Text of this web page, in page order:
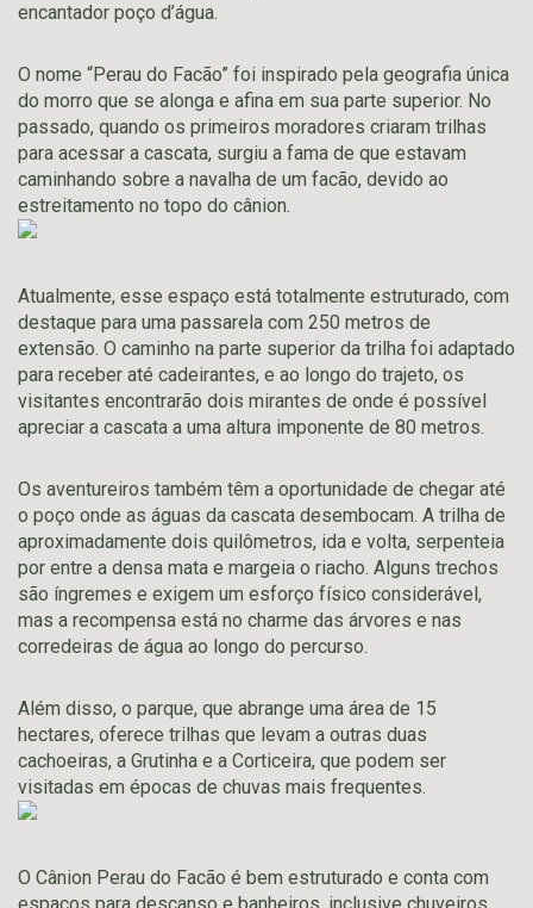
encantador poço d’água.
O nome “Perau do Facão” foi inspirado pela geografia única
do morro que se alonga e afina em sua parte superior. No
passado, quando os primeiros moradores criaram trilhas
para acessar a cascata, surgiu a fama de que estavam
caminhando sobre a navalha de um facão, devido ao
estreitamento no topo do cânion.
Atualmente, esse espaço está totalmente estruturado, com
destaque para uma passarela com 250 metros de
extensão. O caminho na parte superior da trilha foi adaptado
para receber até cadeirantes, e ao longo do trajeto, os
visitantes encontrarão dois mirantes de onde é possível
apreciar a cascata a uma altura imponente de 80 metros.
Os aventureiros também têm a oportunidade de chegar até
o poço onde as águas da cascata desembocam. A trilha de
aproximadamente dois quilômetros, ida e volta, serpenteia
por entre a densa mata e margeia o riacho. Alguns trechos
são íngremes e exigem um esforço físico considerável,
mas a recompensa está no charme das árvores e nas
corredeiras de água ao longo do percurso.
Além disso, o parque, que abrange uma área de 15
hectares, oferece trilhas que levam a outras duas
cachoeiras, a Grutinha e a Corticeira, que podem ser
visitadas em épocas de chuvas mais frequentes.
O Cânion Perau do Facão é bem estruturado e conta com